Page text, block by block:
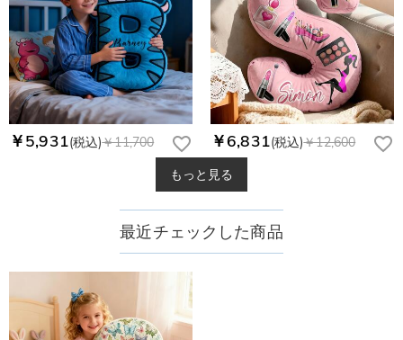
￥5,931(税込)￥11,700 ￥6,831(税込)￥12,600
もっと見る
最近チェックした商品